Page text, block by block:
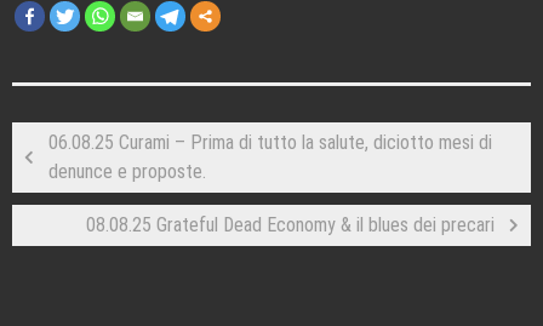
06.08.25 Curami – Prima di tutto la salute, diciotto mesi di
denunce e proposte.
08.08.25 Grateful Dead Economy & il blues dei precari